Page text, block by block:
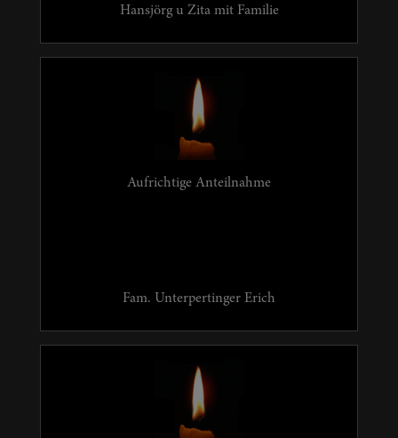
Hansjörg u Zita mit Familie
Aufrichtige Anteilnahme
Fam. Unterpertinger Erich